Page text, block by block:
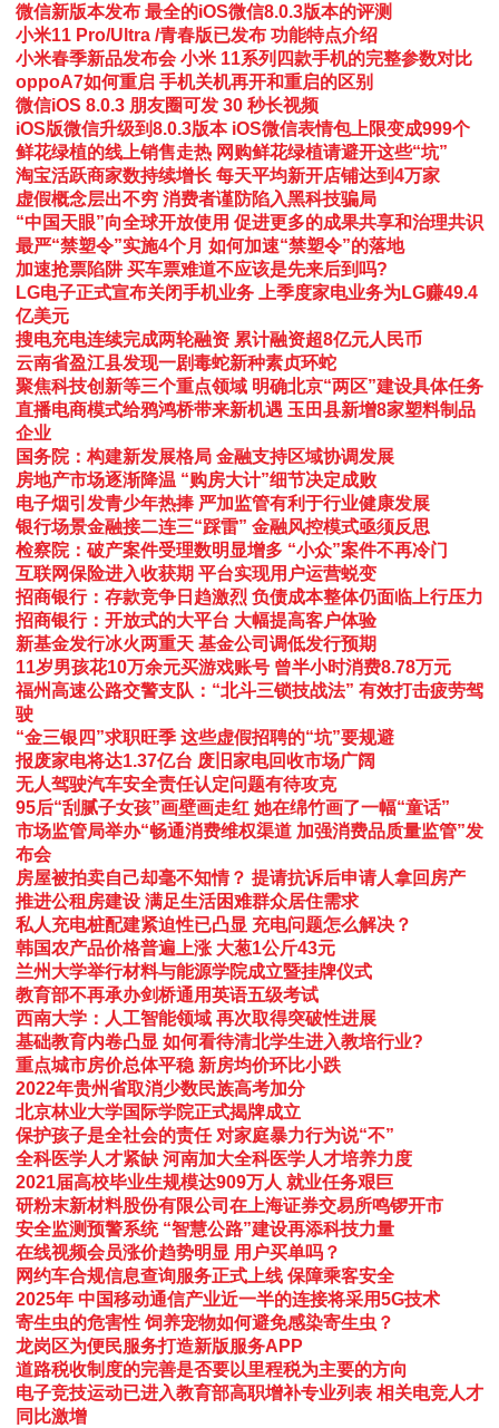
微信新版本发布 最全的iOS微信8.0.3版本的评测
小米11 Pro/Ultra /青春版已发布 功能特点介绍
小米春季新品发布会 小米 11系列四款手机的完整参数对比
oppoA7如何重启 手机关机再开和重启的区别
微信iOS 8.0.3 朋友圈可发 30 秒长视频
iOS版微信升级到8.0.3版本 iOS微信表情包上限变成999个
鲜花绿植的线上销售走热 网购鲜花绿植请避开这些“坑”
淘宝活跃商家数持续增长 每天平均新开店铺达到4万家
虚假概念层出不穷 消费者谨防陷入黑科技骗局
“中国天眼”向全球开放使用 促进更多的成果共享和治理共识
最严“禁塑令”实施4个月 如何加速“禁塑令”的落地
加速抢票陷阱 买车票难道不应该是先来后到吗?
LG电子正式宣布关闭手机业务 上季度家电业务为LG赚49.4
亿美元
搜电充电连续完成两轮融资 累计融资超8亿元人民币
云南省盈江县发现一剧毒蛇新种素贞环蛇
聚焦科技创新等三个重点领域 明确北京“两区”建设具体任务
直播电商模式给鸦鸿桥带来新机遇 玉田县新增8家塑料制品
企业
国务院：构建新发展格局 金融支持区域协调发展
房地产市场逐渐降温 “购房大计”细节决定成败
电子烟引发青少年热捧 严加监管有利于行业健康发展
银行场景金融接二连三“踩雷” 金融风控模式亟须反思
检察院：破产案件受理数明显增多 “小众”案件不再冷门
互联网保险进入收获期 平台实现用户运营蜕变
招商银行：存款竞争日趋激烈 负债成本整体仍面临上行压力
招商银行：开放式的大平台 大幅提高客户体验
新基金发行冰火两重天 基金公司调低发行预期
11岁男孩花10万余元买游戏账号 曾半小时消费8.78万元
福州高速公路交警支队：“北斗三锁技战法” 有效打击疲劳驾
驶
“金三银四”求职旺季 这些虚假招聘的“坑”要规避
报废家电将达1.37亿台 废旧家电回收市场广阔
无人驾驶汽车安全责任认定问题有待攻克
95后“刮腻子女孩”画壁画走红 她在绵竹画了一幅“童话”
市场监管局举办“畅通消费维权渠道 加强消费品质量监管”发
布会
房屋被拍卖自己却毫不知情？ 提请抗诉后申请人拿回房产
推进公租房建设 满足生活困难群众居住需求
私人充电桩配建紧迫性已凸显 充电问题怎么解决？
韩国农产品价格普遍上涨 大葱1公斤43元
兰州大学举行材料与能源学院成立暨挂牌仪式
教育部不再承办剑桥通用英语五级考试
西南大学：人工智能领域 再次取得突破性进展
基础教育内卷凸显 如何看待清北学生进入教培行业?
重点城市房价总体平稳 新房均价环比小跌
2022年贵州省取消少数民族高考加分
北京林业大学国际学院正式揭牌成立
保护孩子是全社会的责任 对家庭暴力行为说“不”
全科医学人才紧缺 河南加大全科医学人才培养力度
2021届高校毕业生规模达909万人 就业任务艰巨
研粉末新材料股份有限公司在上海证券交易所鸣锣开市
安全监测预警系统 “智慧公路”建设再添科技力量
在线视频会员涨价趋势明显 用户买单吗？
网约车合规信息查询服务正式上线 保障乘客安全
2025年 中国移动通信产业近一半的连接将采用5G技术
寄生虫的危害性 饲养宠物如何避免感染寄生虫？
龙岗区为便民服务打造新版服务APP
道路税收制度的完善是否要以里程税为主要的方向
电子竞技运动已进入教育部高职增补专业列表 相关电竞人才
同比激增